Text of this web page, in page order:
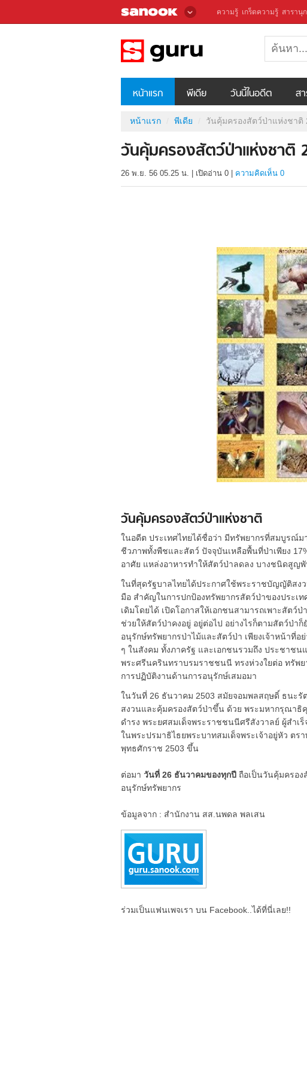
ความรู้ เกร็ดความรู้ สารานุ
หน้าแรก พีเดีย วันนี้ในอดีต ส
หน้าแรก พีเดีย วันคุ้มครองสัตว์ป่าแห่งชาติ
วันคุ้มครองสัตว์ป่าแห่งชาติ
26 พ.ย. 56 05.25 น. เปิดอ่าน 0 ความคิดเห็น 0
วันคุ้มครองสัตว์ป่าแห่งชาติ
ในอดีต ประเทศไทยได้ชื่อว่า มีทรัพยากรที่สมบูรณ์
ชีวภาพทั้งพืชและสัตว์ ปัจจุบันเหลือพื้นที่ป่าเพียง
อาศัย แหล่งอาหารทำให้สัตว์ป่าลดลง บางชนิดสู
ในที่สุดรัฐบาลไทยได้ประกาศใช้พระราชบัญญัติสง
มือ สำคัญในการปกป้องทรัพยากรสัตว์ป่าของประ
เดิมโดยได้ เปิดโอกาสให้เอกชนสามารถเพาะสัตว์ป่
ช่วยให้สัตว์ป่าคงอยู่ อยู่ต่อไป อย่างไรก็ตามสัตว์ป่า
อนุรักษ์ทรัพยากรป่าไม้และสัตว์ป่า เพียงเจ้าหน้าที่อ
ๆ ในสังคม ทั้งภาครัฐ และเอกชนรวมถึง ประชาช
พระศรีนครินทราบรมราชชนนี ทรงห่วงใยต่อ ทรัพ
การปฏิบัติงานด้านการอนุรักษ์เสมอมา
ในวันที่ 26 ธันวาคม 2503 สมัยจอมพลสฤษดิ์ ธนะรั
สงวนและคุ้มครองสัตว์ป่าขึ้น ด้วย พระมหากรุณา
ดำรง พระยศสมเด็จพระราชชนนีศรีสังวาลย์ ผู้สำ
ในพระปรมาธิไธยพระบาทสมเด็จพระเจ้าอยู่หัว ต
พุทธศักราช 2503 ขึ้น
ต่อมา วันที่ 26 ธันวาคมของทุกปี ถือเป็นวันคุ้มครอ
อนุรักษ์ทรัพยากร
ข้อมูลจาก : สำนักงาน สส.นพดล พลเสน
ร่วมเป็นแฟนเพจเรา บน Facebook..ได้ที่นี่เลย!!